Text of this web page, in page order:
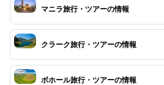
マニラ旅行・ツアーの情報
クラーク旅行・ツアーの情報
ボホール旅行・ツアーの情報